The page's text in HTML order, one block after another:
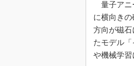
量子アニ
に横向き
方向が磁
たモデル
や機械学習